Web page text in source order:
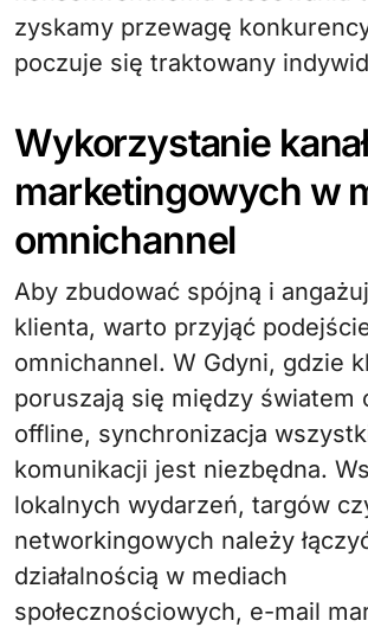
zyskamy przewagę
poczuje się traktowany
Wykorzystanie
marketingowych w
omnichannel
Aby zbudować spójną i
klienta, warto przyjąć
omnichannel. W Gdyni, gdzie
poruszają się między światem
offline, synchronizacja
komunikacji jest niezbędna.
lokalnych wydarzeń, targów
networkingowych należy
działalnością w mediach
społecznościowych, e-mail